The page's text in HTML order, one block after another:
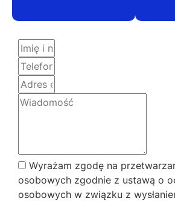
Wyrażam zgodę na
osobowych zgodnie z ustawą o
osobowych w związku z